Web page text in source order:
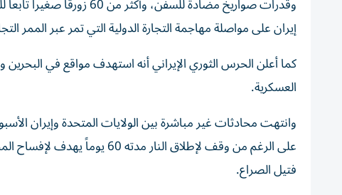
إيران على مواصلة مهاجمة التجارة الدولية التي تمر ‌عبر الممر
كما أعلن الحرس الثوري الإيراني أنه استهدف مواقع في
العسكرية.
وانتهت محادثات غير مباشرة بين الولايات المتحدة وإيران
على الرغم من وقف لإطلاق
فتيل الصراع.